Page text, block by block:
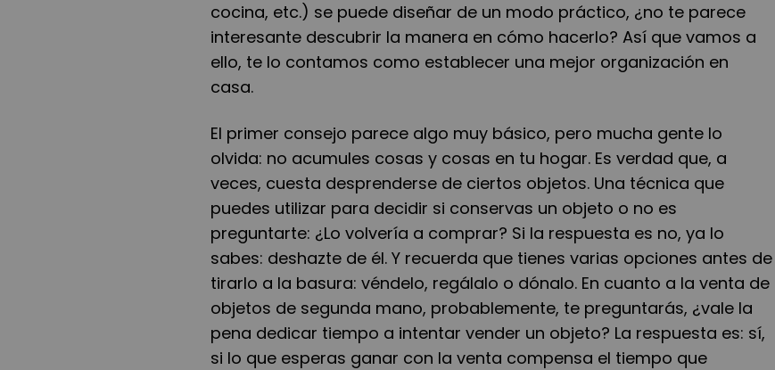
cocina, etc.) se puede diseñar de un modo práctico, ¿no te parece
interesante descubrir la manera en cómo hacerlo? Así que vamos a
ello, te lo contamos como establecer una mejor organización en
casa.
El primer consejo parece algo muy básico, pero mucha gente lo
olvida: no acumules cosas y cosas en tu hogar. Es verdad que, a
veces, cuesta desprenderse de ciertos objetos. Una técnica que
puedes utilizar para decidir si conservas un objeto o no es
preguntarte: ¿Lo volvería a comprar? Si la respuesta es no, ya lo
sabes: deshazte de él. Y recuerda que tienes varias opciones antes de
tirarlo a la basura: véndelo, regálalo o dónalo. En cuanto a la venta de
objetos de segunda mano, probablemente, te preguntarás, ¿vale la
pena dedicar tiempo a intentar vender un objeto? La respuesta es: sí,
si lo que esperas ganar con la venta compensa el tiempo que